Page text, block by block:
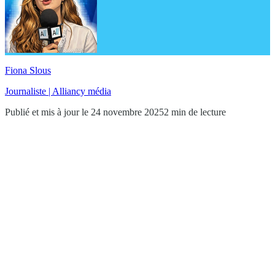
Fiona Slous
Journaliste | Alliancy média
Publié et mis à jour le 24 novembre 20252 min de lecture